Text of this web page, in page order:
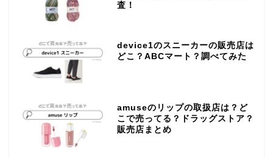
査！
device1のスニーカーの販売店は
どこ？ABCマート？調べてみた
amuseのリップの取扱店は？ど
こで売ってる？ドラッグストア？
販売店まとめ